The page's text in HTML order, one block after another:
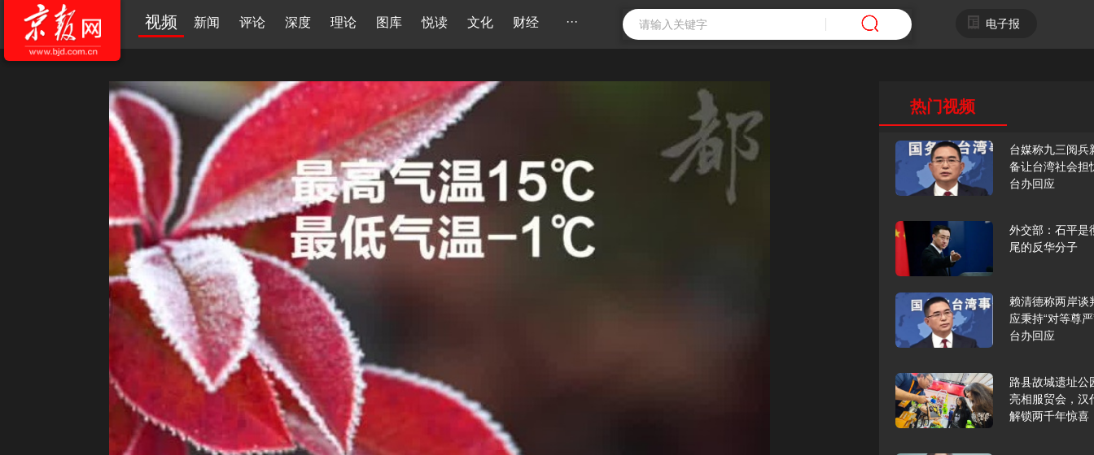
视频 新闻 评论 深度 理论 图库 悦读 文化 财经 ··· 电子报
热门视频
台媒称九三阅兵
备让台湾社会担
台办回应
外交部：石平是
尾的反华分子
赖清德称两岸谈
应秉持“对等尊
台办回应
路县故城遗址公
亮相服贸会，汉
解锁两千年惊喜